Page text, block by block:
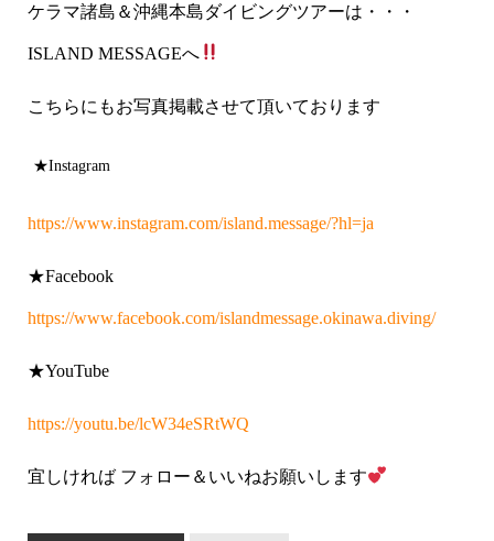
ケラマ諸島＆沖縄本島ダイビングツアーは・・・
ISLAND MESSAGEへ
こちらにもお写真掲載させて頂いております
★Instagram
https://www.instagram.com/island.message/?hl=ja
★Facebook
https://www.facebook.com/islandmessage.okinawa.diving/
★YouTube
https://youtu.be/lcW34eSRtWQ
宜しければ フォロー＆いいねお願いします